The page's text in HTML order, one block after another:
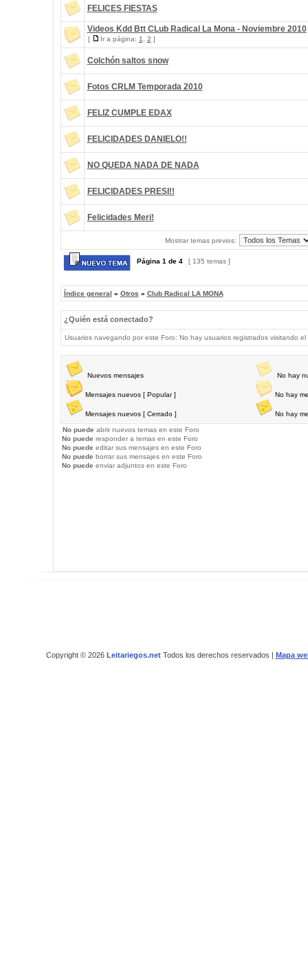
FELICES FIESTAS
Videos Kdd Btt CLub Radical La Mona - Noviembre 2010
[ Ir a página: 1 2 ]
Colchón saltos snow
Fotos CRLM Temporada 2010
FELIZ CUMPLE EDAX
FELICIDADES DANIELO!!
NO QUEDA NADA DE NADA
FELICIDADES PRESI!!
Felicidades Meri!
Mostrar temas previos:
Página 1 de 4 [ 135 temas ]
Índice general » Otros » Club Radical LA MONA
¿Quién está conectado?
Usuarios navegando por este Foro: No hay usuarios registrados visitando
Nuevos mensajes
Mensajes nuevos [ Popular ]
Mensajes nuevos [ Cerrado ]
No hay
No hay
No hay
No puede abrir nuevos temas en este Foro
No puede responder a temas en este Foro
No puede editar sus mensajes en este Foro
No puede borrar sus mensajes en este Foro
No puede enviar adjuntos en este Foro
Copyright © 2026 Leitariegos.netTodos los derechos reservados | Mapa